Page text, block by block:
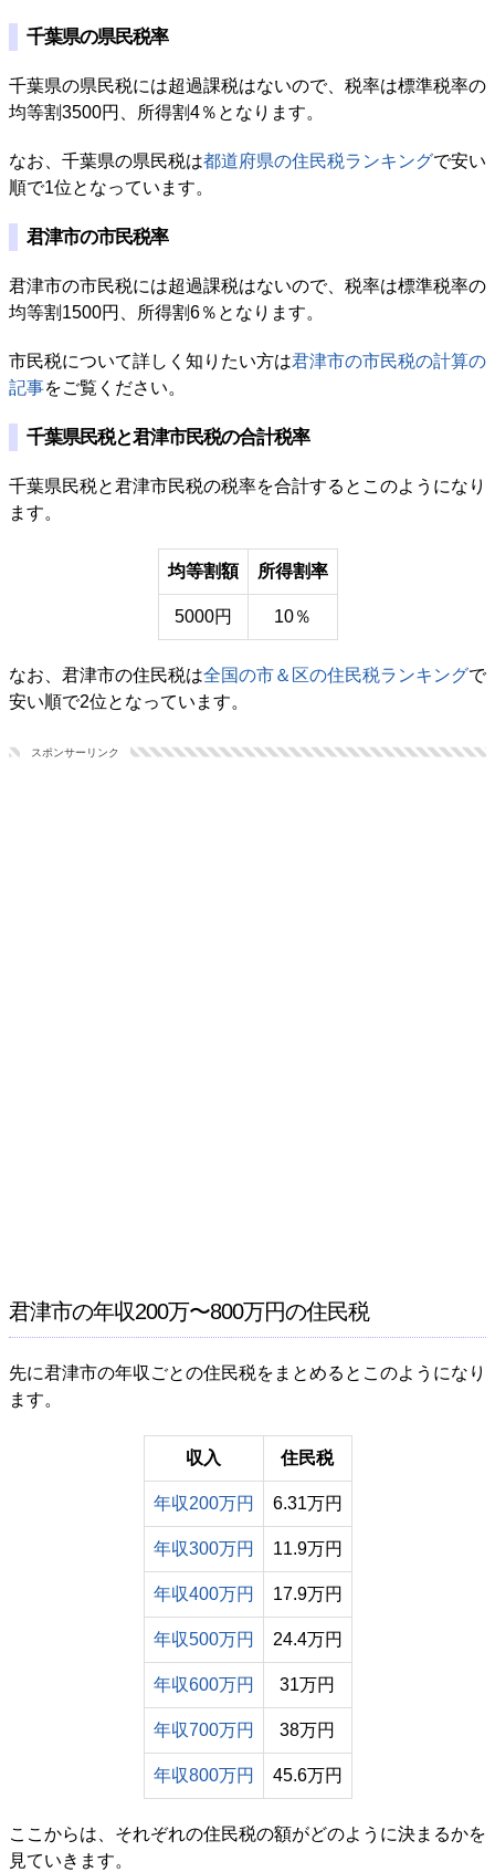
千葉県の県民税率
千葉県の県民税には超過課税はないので、税率は標準税率の
均等割3500円、所得割4％となります。
なお、千葉県の県民税は都道府県の住民税ランキングで安い
順で1位となっています。
君津市の市民税率
君津市の市民税には超過課税はないので、税率は標準税率の
均等割1500円、所得割6％となります。
市民税について詳しく知りたい方は君津市の市民税の計算の
記事をご覧ください。
千葉県民税と君津市民税の合計税率
千葉県民税と君津市民税の税率を合計するとこのようになり
ます。
均等割額 所得割率
5000円 10％
なお、君津市の住民税は全国の市＆区の住民税ランキングで
安い順で2位となっています。
スポンサーリンク
君津市の年収200万〜800万円の住民税
先に君津市の年収ごとの住民税をまとめるとこのようになり
ます。
収入 住民税
年収200万円 6.31万円
年収300万円 11.9万円
年収400万円 17.9万円
年収500万円 24.4万円
年収600万円 31万円
年収700万円 38万円
年収800万円 45.6万円
ここからは、それぞれの住民税の額がどのように決まるかを
見ていきます。